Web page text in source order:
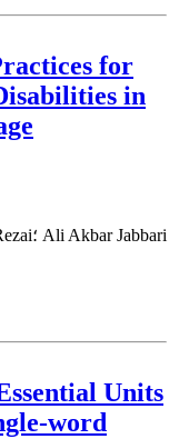
for
in
Masoume Ahmadi؛ Mohammad Javad Rezai؛ Ali Akbar Jabbari
Units
word